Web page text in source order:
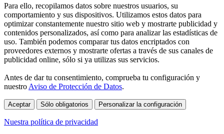
Para ello, recopilamos datos sobre nuestros usuarios, su
comportamiento y sus dispositivos. Utilizamos estos datos para
optimizar constantemente nuestro sitio web y mostrarte publicidad y
contenidos personalizados, así como para analizar las estadísticas de
uso. También podemos comparar tus datos encriptados con
proveedores externos y mostrarte ofertas a través de sus canales de
publicidad online, sólo si ya utilizas sus servicios.
Antes de dar tu consentimiento, comprueba tu configuración y
nuestro Aviso de Protección de Datos.
Aceptar Sólo obligatorios Personalizar la configuración
Nuestra política de privacidad